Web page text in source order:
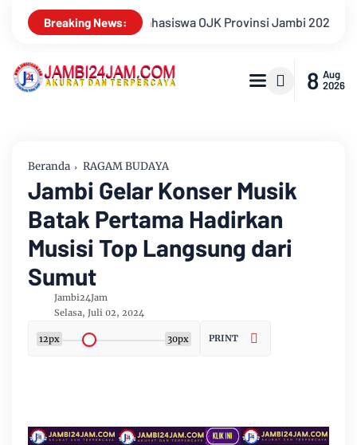
Breaking News:
2026, Unjuk Kreativitas di Taman Banjuran Budayo,
8 Aug
2026
Beranda RAGAM BUDAYA
Jambi Gelar Konser Musik
Batak Pertama Hadirkan
Musisi Top Langsung dari
Sumut
Jambi24Jam
Selasa, Juli 02, 2024
12px 30px PRINT